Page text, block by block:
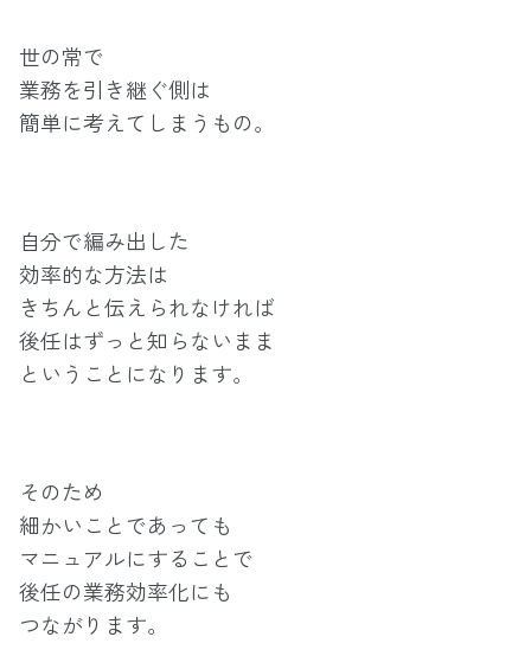
世の常で
業務を引き継ぐ側は
簡単に考えてしまうもの。
自分で編み出した
効率的な方法は
きちんと伝えられなければ
後任はずっと知らないまま
ということになります。
そのため
細かいことであっても
マニュアルにすることで
後任の業務効率化にも
つながります。